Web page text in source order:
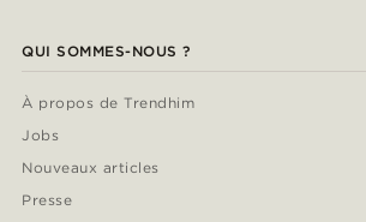
QUI SOMMES-NOUS ?
À propos de Trendhim
Jobs
Nouveaux articles
Presse